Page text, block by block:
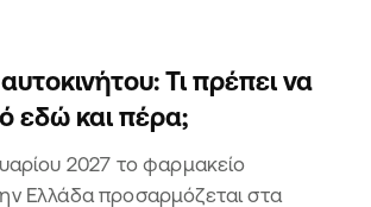
Τι πρέπει να
εδώ και πέρα;
2027 το φαρμακείο
Ελλάδα προσαρμόζεται στα